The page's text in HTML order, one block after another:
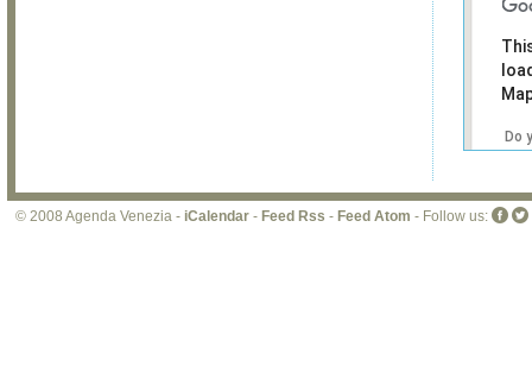
Do
© 2008 Agenda Venezia - iCalendar - Feed Rss - Feed Atom - Follow us: